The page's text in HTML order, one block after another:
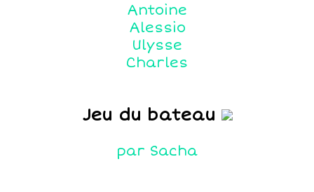
Antoine
Alessio
Ulysse
Charles
Jeu du bateau
par Sacha